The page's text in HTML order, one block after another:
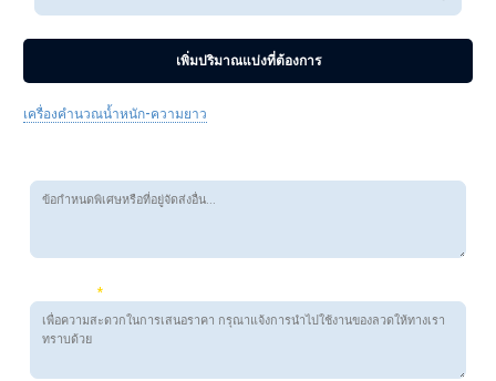
เพิ่มปริมาณแบ่งที่ต้องการ
เครื่องคำนวณน้ำหนัก-ความยาว
การใช้งาน:*